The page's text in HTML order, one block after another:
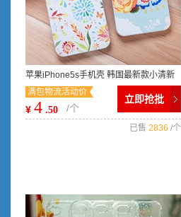
苹果iPhone5s手机壳 韩国最新款小清新
彩绘鲜花4s保护套批发定做
满包物流活动价
¥ 4 .50 /个
立即抢批
已售 2836 /个